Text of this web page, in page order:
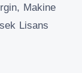
Makine
Lisans